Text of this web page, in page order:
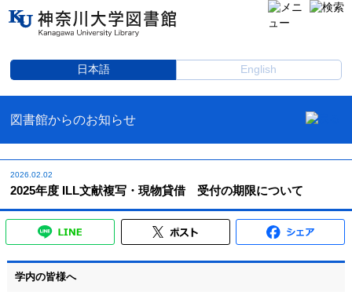
日本語 English
図書館からのお知らせ
2026.02.02
2025年度 ILL文献複写・現物貸借 受付の期限について
学内の皆様へ